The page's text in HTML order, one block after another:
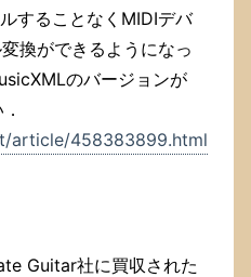
することなくMIDIデバ
換ができるようになっ
のバージョンが
article/458383899.html
Guitar社に買収された